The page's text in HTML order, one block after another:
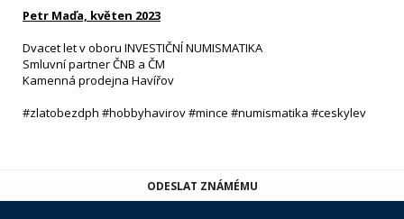
Petr Maďa, květen 2023
Dvacet let v oboru INVESTIČNÍ NUMISMATIKA
Smluvní partner ČNB a ČM
Kamenná prodejna Havířov
#zlatobezdph #hobbyhavirov #mince #numismatika #ceskylev
ODESLAT ZNÁMÉMU